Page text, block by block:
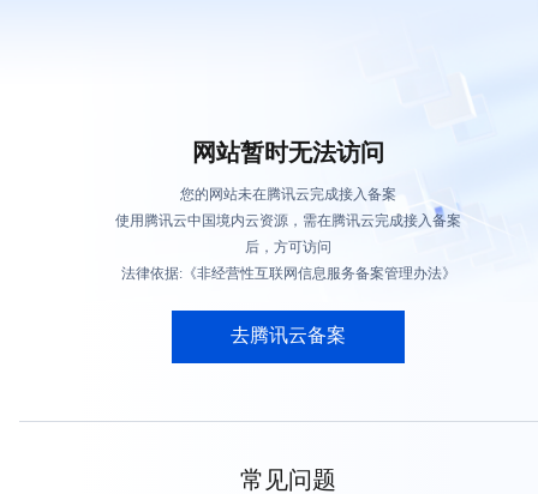
网站暂时无法访问
您的网站未在腾讯云完成接入备案
使用腾讯云中国境内云资源，需在腾讯云完成接入备案
后，方可访问
法律依据:《非经营性互联网信息服务备案管理办法》
去腾讯云备案
常见问题